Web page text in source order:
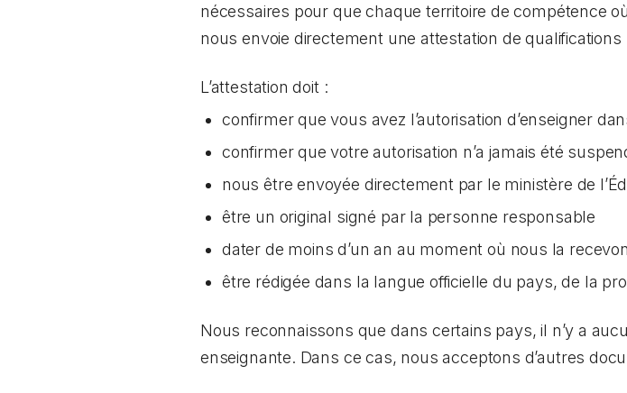
nécessaires pour que chaque territoire de compétence
nous envoie directement une attestation de qualifications
L’attestation doit :
confirmer que vous avez l’autorisation d’enseigner
confirmer que votre autorisation n’a jamais été
nous être envoyée directement par le ministère de
être un original signé par la personne responsable
dater de moins d’un an au moment où nous la
être rédigée dans la langue officielle du pays, de la
Nous reconnaissons que dans certains pays, il n’y a
enseignante. Dans ce cas, nous acceptons d’autres